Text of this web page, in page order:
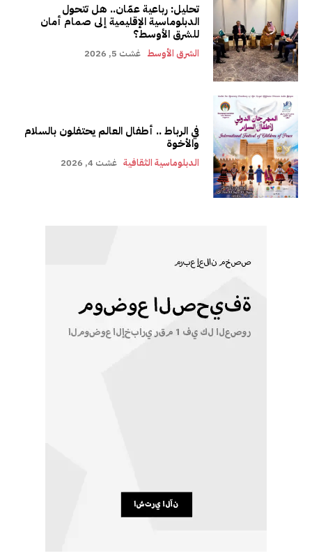
تحليل: رباعية عمّان.. هل تتحول
الدبلوماسية الإقليمية إلى صمام أمان
للشرق الأوسط؟
الشرق الأوسط غشت 5, 2026
في الرباط .. أطفال العالم يحتفلون بالسلام
والأخوة
الدبلوماسية الثقافية غشت 4, 2026